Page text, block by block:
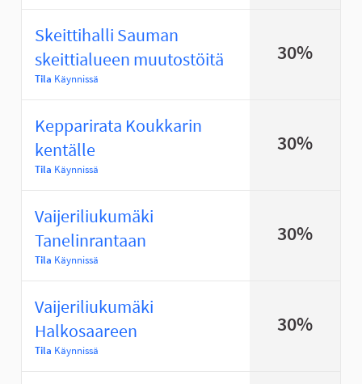
Skeittihalli Sauman
skeittialueen muutostöitä
Tila Käynnissä
30%
Kepparirata Koukkarin
kentälle
Tila Käynnissä
30%
Vaijeriliukumäki
Tanelinrantaan
Tila Käynnissä
30%
Vaijeriliukumäki
Halkosaareen
Tila Käynnissä
30%